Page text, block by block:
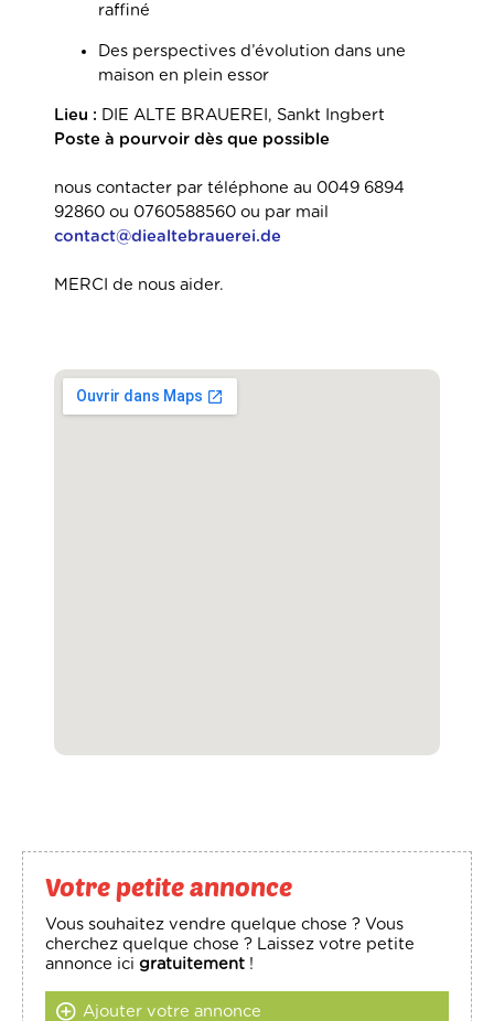
raffiné
Des perspectives d’évolution dans une
maison en plein essor
Lieu : DIE ALTE BRAUEREI, Sankt Ingbert
Poste à pourvoir dès que possible
nous contacter par téléphone au 0049 6894
92860 ou 0760588560 ou par mail
contact@diealtebrauerei.de
MERCI de nous aider.
Votre petite annonce
Vous souhaitez vendre quelque chose ? Vous
cherchez quelque chose ? Laissez votre petite
annonce icigratuitement !
Ajouter votre annonce